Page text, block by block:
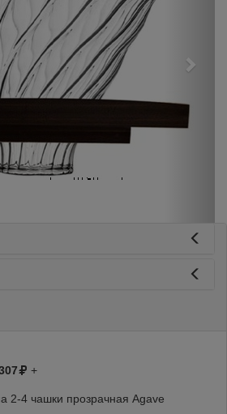
+
2-4 чашки прозрачная Agave